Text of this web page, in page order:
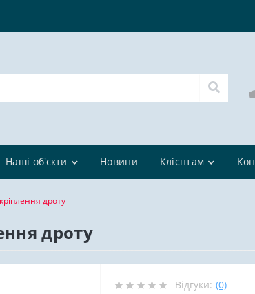
Наші об'єкти Новини Клієнтам
дроту
дроту
Відгуки: (0)